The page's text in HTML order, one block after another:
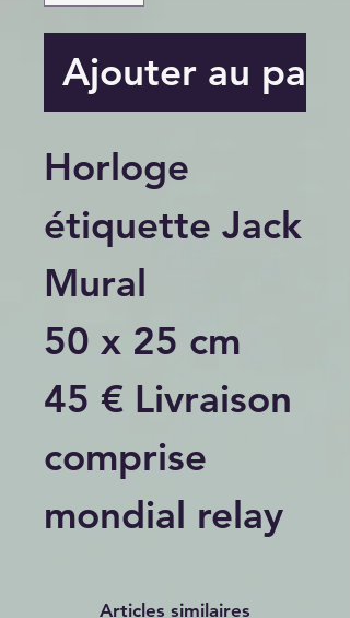
Ajouter au
Horloge
étiquette Jack
Mural
50 x 25 cm
45 € Livraison
comprise
mondial relay
Articles similaires